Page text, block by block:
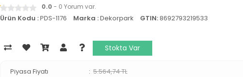
0.0 - 0 Yorum var.
Ürün Kodu :PDS-1176 Marka :Dekorpark GTIN:8692793219533
Stokta Var
Piyasa Fiyatı 5.564,74 TL